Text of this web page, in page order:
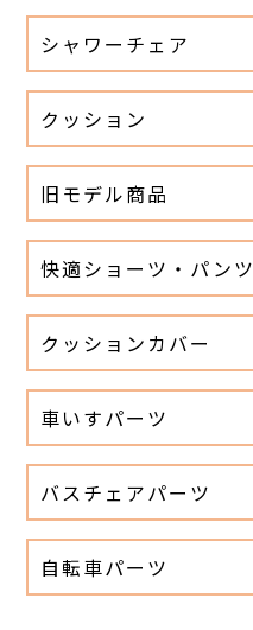
シャワーチェア
クッション
旧モデル商品
快適ショーツ・パンツ
クッションカバー
車いすパーツ
バスチェアパーツ
自転車パーツ